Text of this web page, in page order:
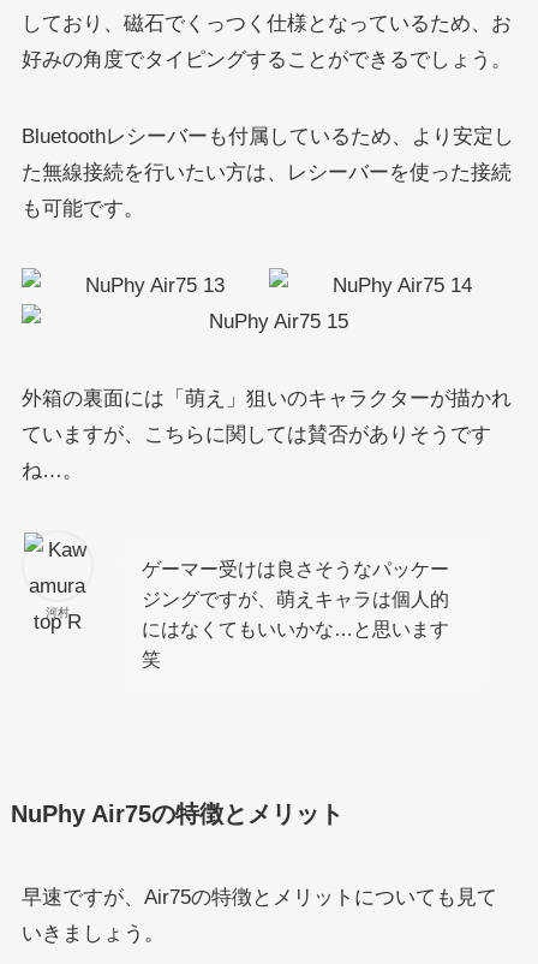
しており、磁石でくっつく仕様となっているため、お
好みの角度でタイピングすることができるでしょう。
Bluetoothレシーバーも付属しているため、より安定し
た無線接続を行いたい方は、レシーバーを使った接続
も可能です。
外箱の裏面には「萌え」狙いのキャラクターが描かれ
ていますが、こちらに関しては賛否がありそうです
ね…。
河村
ゲーマー受けは良さそうなパッケー
ジングですが、萌えキャラは個人的
にはなくてもいいかな…と思います
笑
NuPhy Air75の特徴とメリット
早速ですが、Air75の特徴とメリットについても見て
いきましょう。